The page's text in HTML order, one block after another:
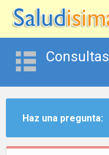
Consultas
Haz una pregunta: